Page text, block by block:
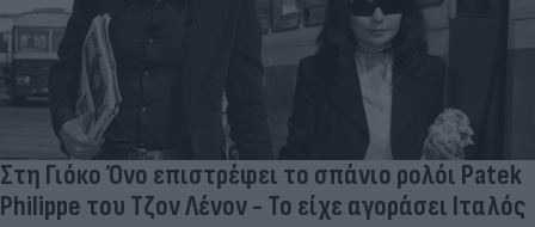
Στη Γιόκο Όνο επιστρέφει το σπάνιο ρολόι Patek
Philippe του Τζον Λένον - Το είχε αγοράσει Ιταλός